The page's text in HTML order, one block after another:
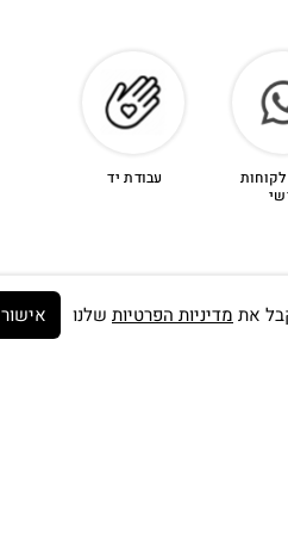
עבודת יד
מדיניות הפרטיות שלנו אישור